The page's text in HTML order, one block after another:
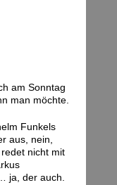
am Sonntag
man möchte.
Funkels
aus, nein,
nicht mit
ja, der auch.